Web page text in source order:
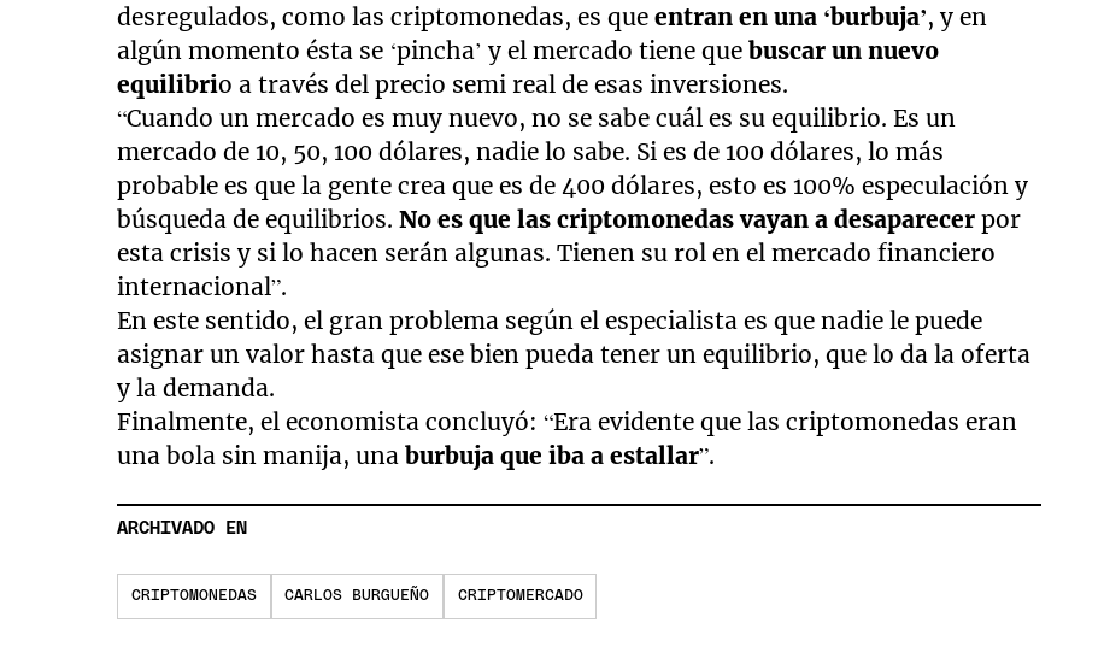
desregulados, como las criptomonedas, es queentran en una ‘burbuja’, y en
algún momento ésta se ‘pincha’ y el mercado tiene que buscar un nuevo
equilibrio a través del precio semi real de esas inversiones.
“Cuando un mercado es muy nuevo, no se sabe cuál es su equilibrio. Es un
mercado de 10, 50, 100 dólares, nadie lo sabe. Si es de 100 dólares, lo más
probable es que la gente crea que es de 400 dólares, esto es 100% especulación y
búsqueda de equilibrios.No es que las criptomonedas vayan a desaparecerpor
esta crisis y si lo hacen serán algunas. Tienen su rol en el mercado financiero
internacional”.
En este sentido, el gran problema según el especialista es que nadie le puede
asignar un valor hasta que ese bien pueda tener un equilibrio, que lo da la oferta
y la demanda.
Finalmente, el economista concluyó: “Era evidente que las criptomonedas eran
una bola sin manija, unaburbuja que iba a estallar”.
ARCHIVADO EN
CRIPTOMONEDAS CARLOS BURGUEÑO CRIPTOMERCADO